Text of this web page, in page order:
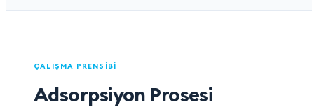
ÇALIŞMA PRENSIBI
Adsorpsiyon Prosesi